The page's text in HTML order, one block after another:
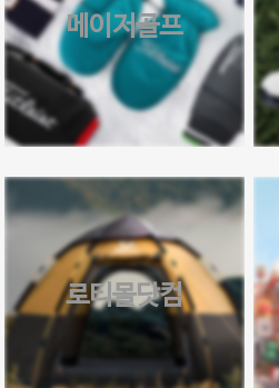
메이저골프
로티몰닷컴